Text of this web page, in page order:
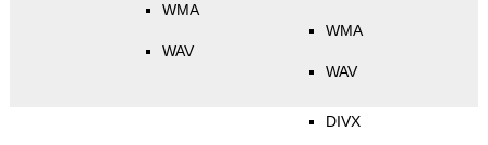
WMA
WAV
WMA
WAV
DIVX